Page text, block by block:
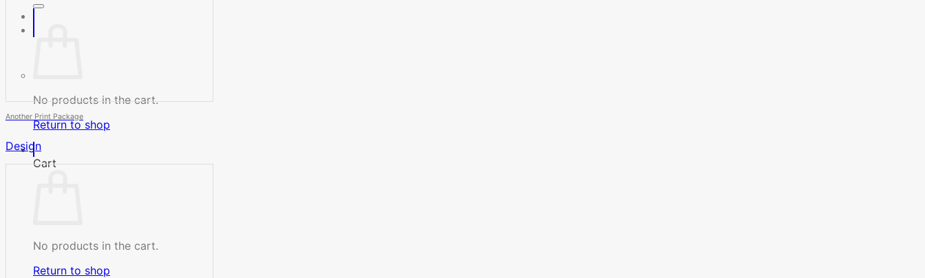
No products in the cart.
Return to shop
Cart
No products in the cart.
Return to shop
Another Print Package
Design